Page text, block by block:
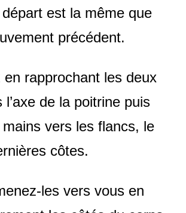
est la même que
précédent.
en rapprochant les deux
l’axe de la poitrine puis
vers les flancs, le
côtes.
les vers vous en